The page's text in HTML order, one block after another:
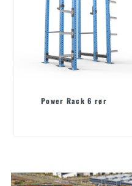
Power Rack 6 rør